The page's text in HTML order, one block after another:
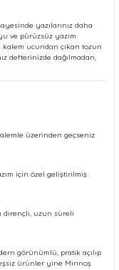
yazılarınız daha
ve pürüzsüz yazım
ucundan çıkan tozun
defterinizde dağılmadan,
üzerinden geçseniz
için özel geliştirilmiş
dirençli, uzun süreli
görünümlü, pratik açılıp
eşsiz ürünler yine Minnoş